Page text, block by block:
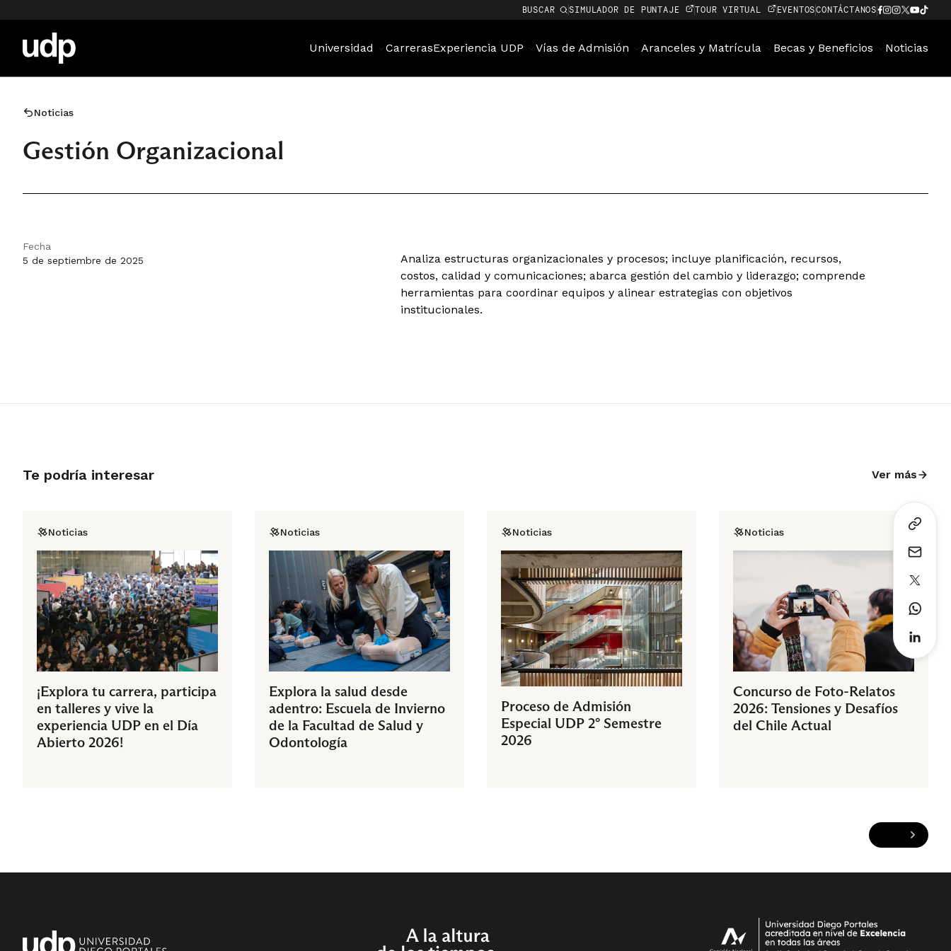
BUSCAR SIMULADOR DE PUNTAJE TOUR VIRTUAL EVENTOSCONTÁCTANOS
Universidad CarrerasExperiencia UDP Vías de Admisión Aranceles y Matrícula Becas y Beneficios Noticias
Noticias
Gestión Organizacional
Fecha
5 de septiembre de 2025
Analiza estructuras organizacionales y procesos; incluye planificación, recursos,
costos, calidad y comunicaciones; abarca gestión del cambio y liderazgo; comprende
herramientas para coordinar equipos y alinear estrategias con objetivos
institucionales.
Te podría interesar Ver más
Noticias
¡Explora tu carrera, participa
en talleres y vive la
experiencia UDP en el Día
Abierto 2026!
Noticias
Explora la salud desde
adentro: Escuela de Invierno
de la Facultad de Salud y
Odontología
Noticias
Proceso de Admisión
Especial UDP 2° Semestre
2026
Noticias
Concurso de Foto-Relatos
2026: Tensiones y Desafíos
del Chile Actual